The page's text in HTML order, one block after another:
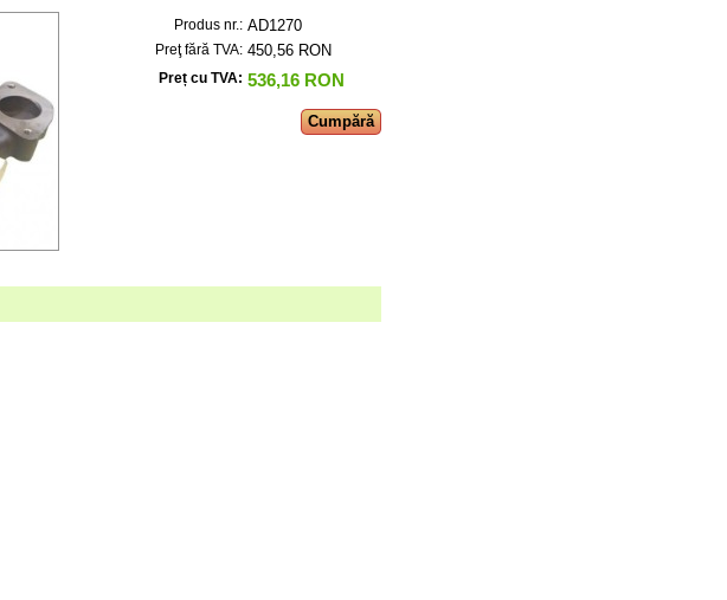
Produs nr.: AD1270
Preţ fără TVA: 450,56 RON
Preț cu TVA: 536,16 RON